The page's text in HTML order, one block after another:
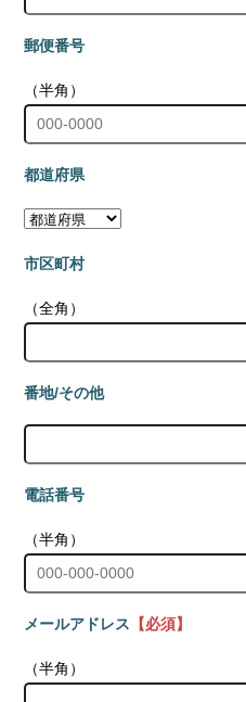
郵便番号
（半角）
都道府県
市区町村
（全角）
番地/その他
電話番号
（半角）
メールアドレス 【必須】
（半角）